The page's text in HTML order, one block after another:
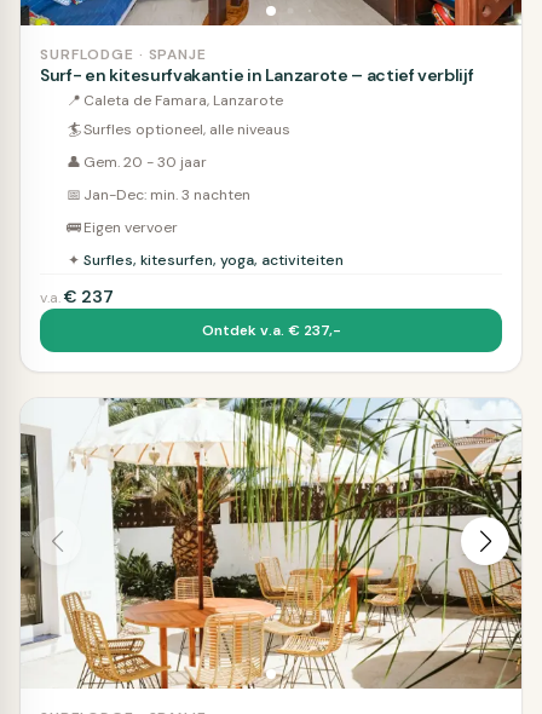
SURFLODGE · SPANJE
Surf- en kitesurfvakantie in Lanzarote – actief verblijf
📍 Caleta de Famara, Lanzarote
🏄Surfles optioneel, alle niveaus
👤 Gem. 20 - 30 jaar
📅 Jan-Dec: min. 3 nachten
🚌Eigen vervoer
✦ Surfles, kitesurfen, yoga, activiteiten
v.a.€ 237
Ontdek v.a. € 237,-